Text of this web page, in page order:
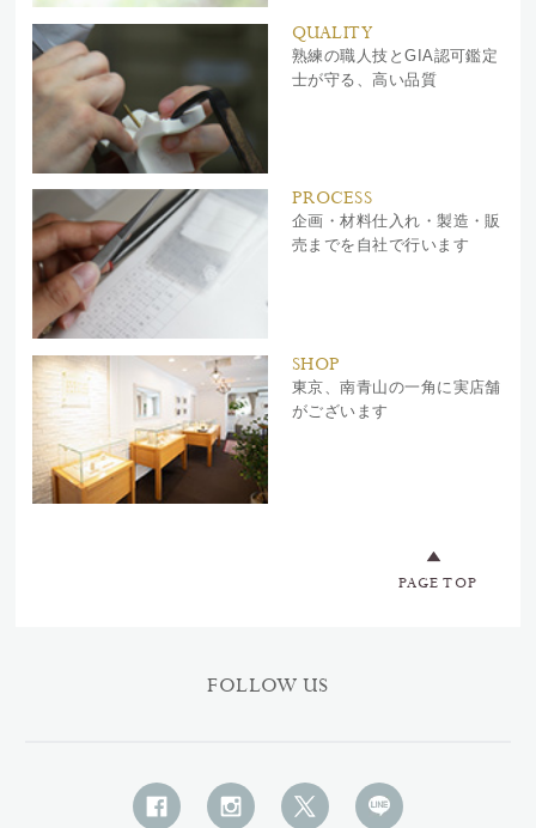
QUALITY
熟練の職人技とGIA認可鑑定
士が守る、高い品質
PROCESS
企画・材料仕入れ・製造・販
売までを自社で行います
SHOP
東京、南青山の一角に実店舗
がございます
PAGE TOP
FOLLOW US